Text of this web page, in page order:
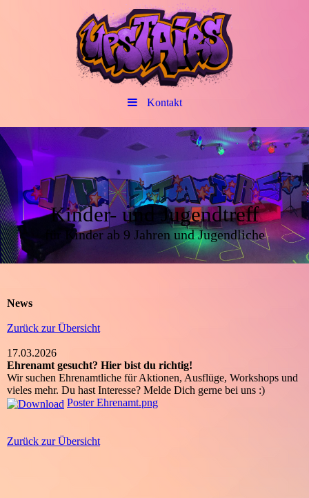
Kontakt
Kinder- und Jugendtreff
für Kinder ab 9 Jahren und Jugendliche
News
Zurück zur Übersicht
17.03.2026
Ehrenamt gesucht? Hier bist du richtig!
Wir suchen Ehrenamtliche für Aktionen, Ausflüge, Workshops und
vieles mehr. Du hast Interesse? Melde Dich gerne bei uns :)
Poster Ehrenamt.png
Zurück zur Übersicht